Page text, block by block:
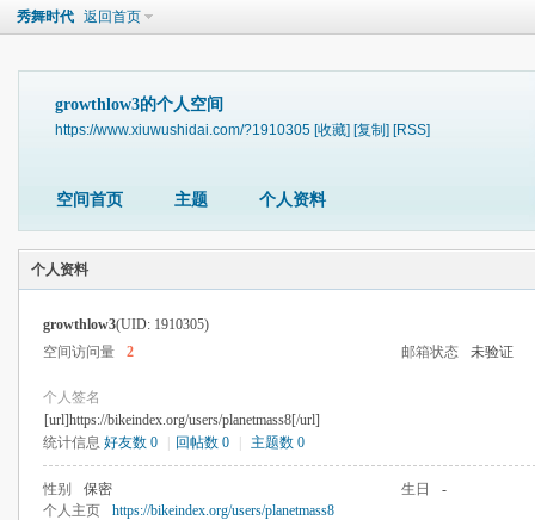
秀舞时代 返回首页
growthlow3的个人空间
https://www.xiuwushidai.com/?1910305 [收藏] [复制] [RSS]
空间首页 主题 个人资料
个人资料
growthlow3(UID: 1910305)
空间访问量
2 邮箱状态 未验证
个人签名
[url]https://bikeindex.org/users/planetmass8[/url]
统计信息 好友数 0 回帖数 0 主题数 0
性别 保密 生日
-
个人主页
https://bikeindex.org/users/planetmass8